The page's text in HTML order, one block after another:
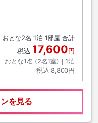
おとな2名 1泊 1部屋 合計
税込 17,600円
おとな1名 (2名1室)｜ 1泊
税込 8,800円
を見る